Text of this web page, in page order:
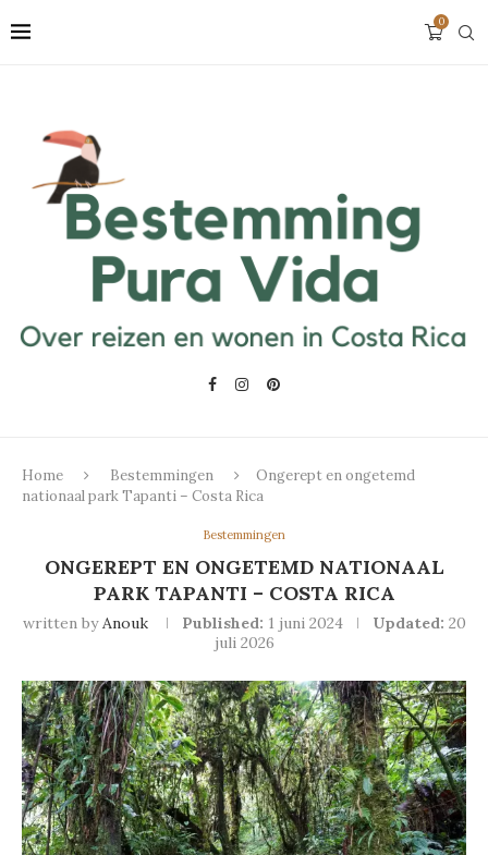
0
Home Bestemmingen
Ongerept en ongetemd
nationaal park Tapanti – Costa Rica
Bestemmingen
ONGEREPT EN ONGETEMD NATIONAAL
PARK TAPANTI – COSTA RICA
written byAnouk Published: 1 juni 2024 Updated: 20
juli 2026